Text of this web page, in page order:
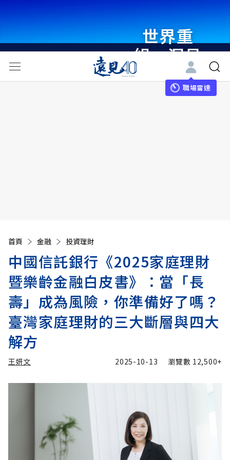
世界重
組・洞見
未來 與
世界領袖
職場雷達
首頁 金融 投資理財
中國信託銀行《2025家庭理財
暨樂齡金融白皮書》：當「長
壽」成為風險，你準備好了嗎？
臺灣家庭理財的三大斷層與四大
解方
王妍文 2025-10-13 瀏覽數 12,500+